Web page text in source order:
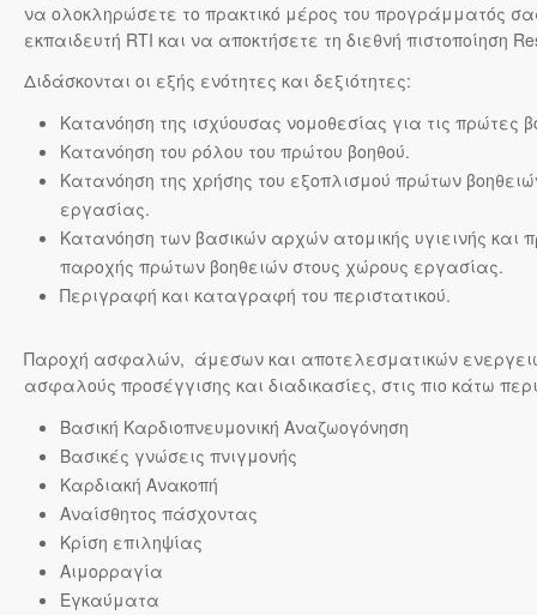
να ολοκληρώσετε το πρακτικό μέρος του προγράμματός
εκπαιδευτή RTI και να αποκτήσετε τη διεθνή πιστοποίηση
Διδάσκονται οι εξής ενότητες και δεξιότητες:
Κατανόηση της ισχύουσας νομοθεσίας για τις πρώτες
Κατανόηση του ρόλου του πρώτου βοηθού.
Κατανόηση της χρήσης του εξοπλισμού πρώτων
εργασίας.
Κατανόηση των βασικών αρχών ατομικής υγιεινής και
παροχής πρώτων βοηθειών στους χώρους εργασίας.
Περιγραφή και καταγραφή του περιστατικού.
Παροχή ασφαλών, άμεσων και αποτελεσματικών
ασφαλούς προσέγγισης και διαδικασίες, στις πιο κάτω
Βασική Καρδιοπνευμονική Αναζωογόνηση
Βασικές γνώσεις πνιγμονής
Καρδιακή Ανακοπή
Αναίσθητος πάσχοντας
Κρίση επιληψίας
Αιμορραγία
Εγκαύματα